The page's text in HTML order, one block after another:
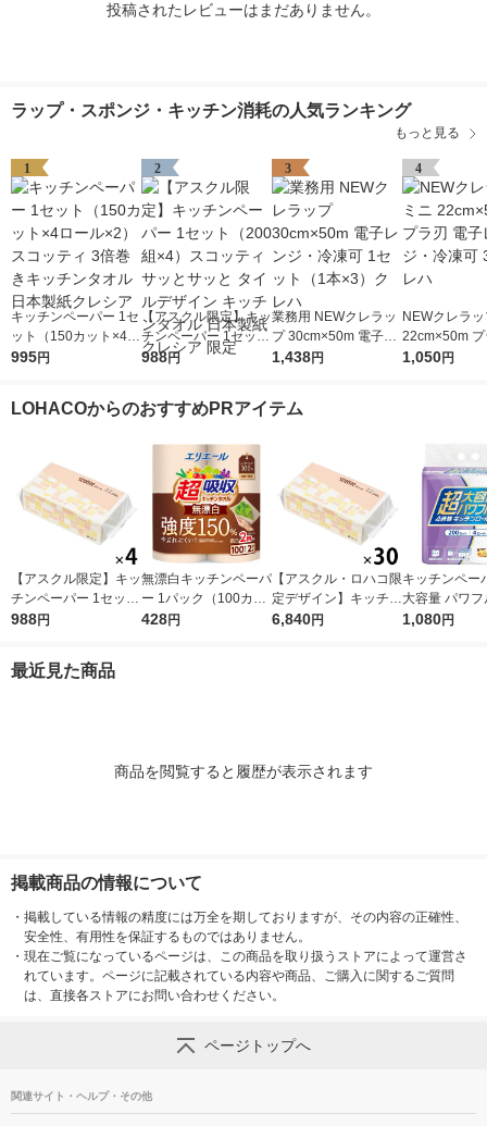
投稿されたレビューはまだありません。
ラップ・スポンジ・キッチン消耗の人気ランキング
もっと見る
1
キッチンペーパー 1セ
ット（150カット×4ロ
ール×2） スコッティ
995円
2
【アスクル限定】キッ
チンペーパー 1セット
（200組×4）スコッテ
タオル 日本製紙クレ
988円
3
業務用 NEWクレラッ
プ 30cm×50m 電子レ
ンジ・冷凍可 1セット
1,438円
4
NEWクレラ
22cm×50m
子レンジ・冷
1,050円
LOHACOからのおすすめPRアイテム
【アスクル限定】キッ
チンペーパー 1セット
（200組×4）スコッテ
タオル 日本製紙クレ
988円
無漂白キッチンペーパ
ー 1パック（100カッ
ト×2ロール）超吸収
428円
【アスクル・ロハコ限
定デザイン】キッチン
ペーパー スコッティ
6,840円
キッチンペー
大容量 パワ
巻 キッチン
1,080円
最近見た商品
商品を閲覧すると履歴が表示されます
掲載商品の情報について
・ 掲載している情報の精度には万全を期しておりますが、その内容の正確性、
安全性、有用性を保証するものではありません。
・ 現在ご覧になっているページは、この商品を取り扱うストアによって運営さ
れています。ページに記載されている内容や商品、ご購入に関するご質問
は、直接各ストアにお問い合わせください。
ページトップへ
関連サイト・ヘルプ・その他